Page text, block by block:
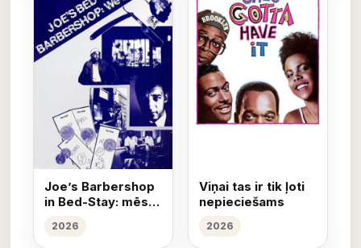
Joe’s Barbershop
in Bed-Stay: mēs
2026
Viņai tas ir tik ļoti
nepieciešams
2026